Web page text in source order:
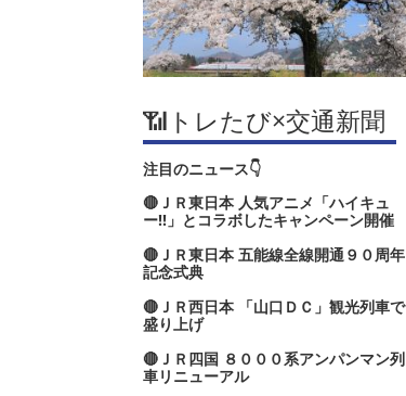
📶トレたび×交通新聞
注目のニュース👇
🔴ＪＲ東日本 人気アニメ「ハイキュ
ー‼」とコラボしたキャンペーン開催
🔴ＪＲ東日本 五能線全線開通９０周年
記念式典
🔴ＪＲ西日本 「山口ＤＣ」観光列車で
盛り上げ
🔴ＪＲ四国 ８０００系アンパンマン列
車リニューアル